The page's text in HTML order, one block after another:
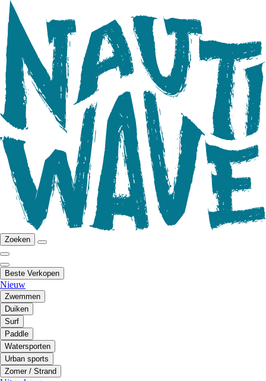
Zoeken
Beste Verkopen
Nieuw
Zwemmen
Duiken
Surf
Paddle
Watersporten
Urban sports
Zomer / Strand